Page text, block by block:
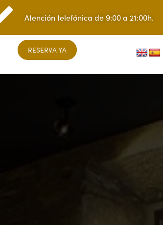
Atención telefónica de 9:00 a 21:00h.
RESERVA YA